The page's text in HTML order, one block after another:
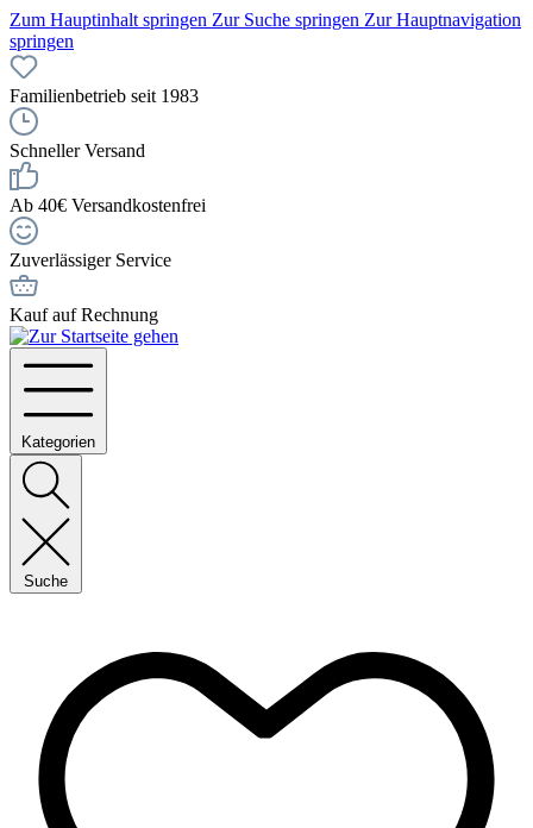
Zum Hauptinhalt springen Zur Suche springen Zur Hauptnavigation
springen
Familienbetrieb seit 1983
Schneller Versand
Ab 40€ Versandkostenfrei
Zuverlässiger Service
Kauf auf Rechnung
Kategorien
Suche